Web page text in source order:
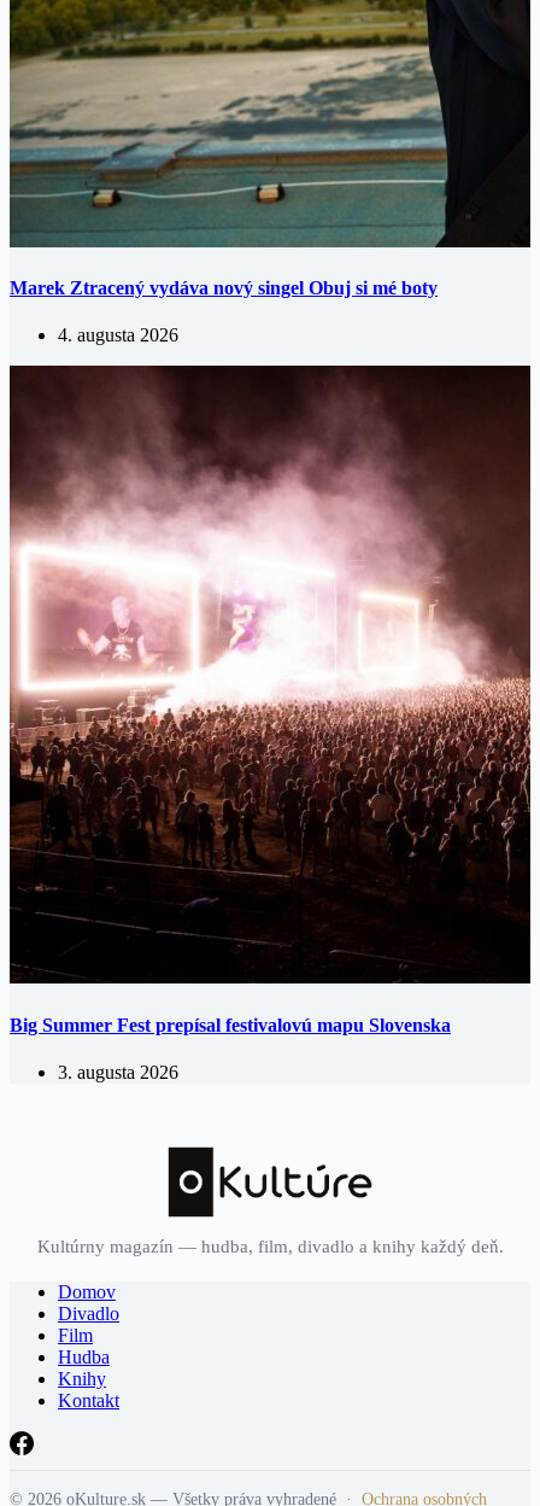
Marek Ztracený vydáva nový singel Obuj si mé boty
4. augusta 2026
Big Summer Fest prepísal festivalovú mapu Slovenska
3. augusta 2026
Kultúrny magazín — hudba, film, divadlo a knihy každý deň.
Domov
Divadlo
Film
Hudba
Knihy
Kontakt
© 2026 oKulture.sk — Všetky práva vyhradené · Ochrana osobných